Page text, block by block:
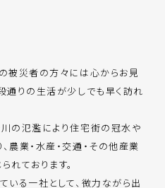
被災者の方々には心からお見
通りの生活が少しでも早く訪れ
の氾濫により住宅街の冠水や
農業・水産・交通・その他産業
れております。
いる一社として、微力ながら出